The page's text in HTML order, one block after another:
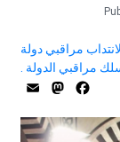
مراقبي دولة
مراقبي الدولة .
Facebook